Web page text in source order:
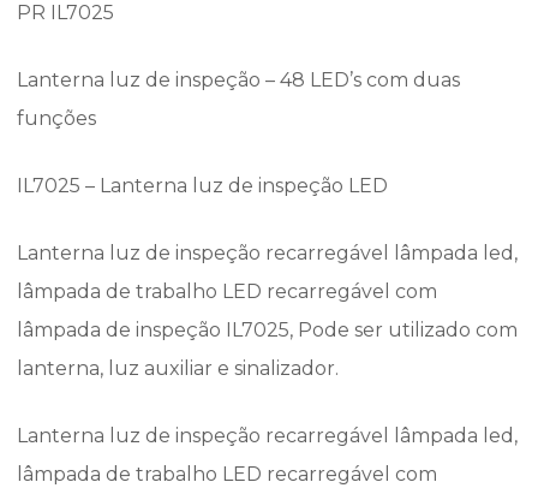
PR IL7025
Lanterna luz de inspeção – 48 LED’s com duas
funções
IL7025 – Lanterna luz de inspeção LED
Lanterna luz de inspeção recarregável lâmpada led,
lâmpada de trabalho LED recarregável com
lâmpada de inspeção IL7025, Pode ser utilizado com
lanterna, luz auxiliar e sinalizador.
Lanterna luz de inspeção recarregável lâmpada led,
lâmpada de trabalho LED recarregável com